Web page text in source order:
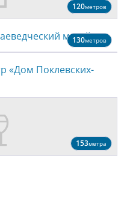
120метров
музей
130метров
«Дом Поклевских-
153метра